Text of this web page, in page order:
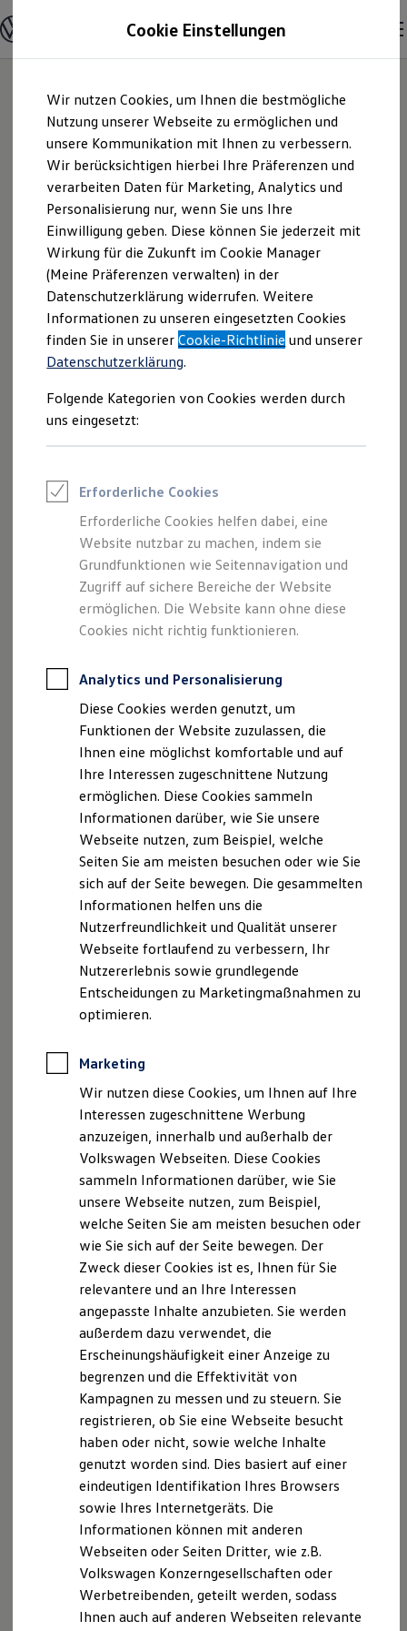
Hauptinhalt
springen
Footer
springen
Modelle & Konfigurator
Nutzfahrzeugkategorien entdecken
Modelle konfigurieren
Vorgängermodelle und Oldtimer
Vorgängermodelle
Oldtimer
Bulli Historie
Branchenlösungen & Gewerbekunden
Umbaulösungen und Hersteller finden
Auf- und Umbauten entdecken & konfigurieren
Groß- und Sonderkunden
Großkunden
Kommunen & Behörden
Journalisten
Sportvereine
Branchenlösungen
Bau & Handwerk
Gewerbliche Personenbeförderung
Service & mobile Werkstätten
Kurier, Logistik & Handel
Kühlfahrzeuge
Feuerwehr
ONE Business ID Vorteile
Fahrzeuge online kaufen
Digitaler Marktplatz
Kauf & Finanzierung
Online-Fahrzeugbewertung
Aktionen & Angebote
E-Auto-Förderung
Für Privatkunden
Für Gewerbekunden
Profi Paket
ProfiPartner für Gebrauchtwagen
Finanzierung
Für Privatkunden
Für Gewerbekunden
Leasing
Für Privatkunden
Für Gewerbekunden
Versicherungen & Garantien
Garantien
Kfz-Versicherung für Nutzfahrzeuge
Restschuldversicherung
Wartungsverträge
Besitzer & Service
Reparatur & Service
Sommer-Special
Reparatur, Pflege & Inspektion
Servicetermin anfragen
Service-Vorteile bei Volkswagen Nutzfahrzeuge
ServicePlus
Economy Service
Räder & Reifen Service
Notdienst und Pannenhilfe
Software, Konnektivität & Apps
California App
VW Connect für Ihren ID. Buzz
VW Connect für Ihren Transporter/Caravelle
VW Connect für Ihren Amarok
VW Connect für andere Modelle
Connect Pro
Fleet Interface Data
Multistop Pathfinder
Übersicht Software Updates
Digitales Bordbuch
Fahrerassistenz- und Sicherheitssysteme
Kontrollleuchten
Batterieverordnung
XTL-Dieselkraftstoff
Ersatzteile und Betriebsflüssigkeiten
Original Zubehör und Lifestyle Produkte
myVolkswagen
myVolkswagen Business
Elektrisch & Autonom
Elektro - & Hybridfahrzeuge
Unser Ansatz
Klimafreundlicher Strom
Reichweite & Ladelösungen
Reichweitensimulator
Ladezeitensimulator
Ladelösungen für Privatkunden
Ladelösungen für Gewerbekunden
Bidirektionales Laden
Förderung & Kosten der Elektrofahrzeuge
Fördermöglichkeiten für Privatkunden
Autohaus Amsl Inh.
Thomas Amsl |
Impressum &
Rechtliches
Hier finden Sie Informationen über die
Autohaus Amsl Inh. Thomas Amsl als
verantwortliche Anbieterin von Inhalten
und Angeboten, die auf dieser Webseite
Impressum
Datenschutzerklärung
Impressum
Impressum
Autohaus Amsl Inhaber Thomas Amsl
Geschäftsführer/Inhaber: Inhaber Thomas Amsl /
Geschäftsführer: Andrea Resch
Telefon: 08593-90020
Telefax: 08593-900249
E-Mail:service@amsl-autohaus.de
Ust-Ident-Nr.: DE 169 285 963
Unsere Email-Adresse lautet:
service@amsl-autohaus.de
Hinweis gemäß § 36
Verbraucherstreitbeilegungsgesetz (VSBG). Wir sind
nicht bereit oder verpflichtet, an
Streitbeilegungsverfahren vor einer
Verbraucherschlichtungsstelle teilzunehmen.
Haftung für Links
Unser Angebot enthält Links zu externen Websites
Dritter, auf deren Inhalte wir keinen Einfluss haben.
Deshalb können wir für diese fremden Inhalte auch
keine Gewähr übernehmen. Für die Inhalte der
verlinkten Seiten ist stets der jeweilige Anbieter oder
Betreiber der Seiten verantwortlich. Die verlinkten
Seiten wurden zum Zeitpunkt der Verlinkung auf
mögliche Rechtsverstöße überprüft. Rechtswidrige
Inhalte waren zum Zeitpunkt der Verlinkung nicht
erkennbar.
Eine permanente inhaltliche Kontrolle der verlinkten
Seiten ist jedoch ohne konkrete Anhaltspunkte einer
Rechtsverletzung nicht zumutbar. Bei Bekanntwerden
von Rechtsverletzungen werden wir derartige Links
Cookie Einstellungen
Wir nutzen Cookies, um Ihnen die bestmögliche
Nutzung unserer Webseite zu ermöglichen und
unsere Kommunikation mit Ihnen zu verbessern.
Wir berücksichtigen hierbei Ihre Präferenzen und
verarbeiten Daten für Marketing, Analytics und
Personalisierung nur, wenn Sie uns Ihre
Einwilligung geben. Diese können Sie jederzeit mit
Wirkung für die Zukunft im Cookie Manager
(Meine Präferenzen verwalten) in der
Datenschutzerklärung widerrufen. Weitere
Informationen zu unseren eingesetzten Cookies
finden Sie in unsererCookie-Richtlinie und unserer
Datenschutzerklärung.
Folgende Kategorien von Cookies werden durch
uns eingesetzt:
Erforderliche Cookies
Erforderliche Cookies helfen dabei, eine
Website nutzbar zu machen, indem sie
Grundfunktionen wie Seitennavigation und
Zugriff auf sichere Bereiche der Website
ermöglichen. Die Website kann ohne diese
Cookies nicht richtig funktionieren.
Analytics und Personalisierung
Diese Cookies werden genutzt, um
Funktionen der Website zuzulassen, die
Ihnen eine möglichst komfortable und auf
Ihre Interessen zugeschnittene Nutzung
ermöglichen. Diese Cookies sammeln
Informationen darüber, wie Sie unsere
Webseite nutzen, zum Beispiel, welche
Seiten Sie am meisten besuchen oder wie Sie
sich auf der Seite bewegen. Die gesammelten
Informationen helfen uns die
Nutzerfreundlichkeit und Qualität unserer
Webseite fortlaufend zu verbessern, Ihr
Nutzererlebnis sowie grundlegende
Entscheidungen zu Marketingmaßnahmen zu
optimieren.
Marketing
Wir nutzen diese Cookies, um Ihnen auf Ihre
Interessen zugeschnittene Werbung
anzuzeigen, innerhalb und außerhalb der
Volkswagen Webseiten. Diese Cookies
sammeln Informationen darüber, wie Sie
unsere Webseite nutzen, zum Beispiel,
welche Seiten Sie am meisten besuchen oder
wie Sie sich auf der Seite bewegen. Der
Zweck dieser Cookies ist es, Ihnen für Sie
relevantere und an Ihre Interessen
angepasste Inhalte anzubieten. Sie werden
außerdem dazu verwendet, die
Erscheinungshäufigkeit einer Anzeige zu
begrenzen und die Effektivität von
Kampagnen zu messen und zu steuern. Sie
registrieren, ob Sie eine Webseite besucht
haben oder nicht, sowie welche Inhalte
genutzt worden sind. Dies basiert auf einer
eindeutigen Identifikation Ihres Browsers
sowie Ihres Internetgeräts. Die
Informationen können mit anderen
Webseiten oder Seiten Dritter, wie z.B.
Volkswagen Konzerngesellschaften oder
Werbetreibenden, geteilt werden, sodass
Ihnen auch auf anderen Webseiten relevante